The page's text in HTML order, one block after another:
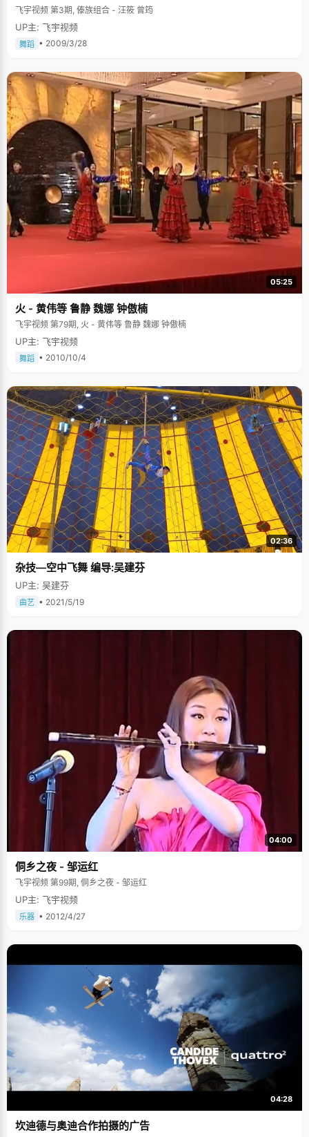
飞宇视频 第3期, 傣族组合 - 汪筱 曾筠
UP主: 飞宇视频
舞蹈 • 2009/3/28
05:25
火 - 黄伟等 鲁静 魏娜 钟傲楠
飞宇视频 第79期, 火 - 黄伟等 鲁静 魏娜 钟傲楠
UP主: 飞宇视频
舞蹈 • 2010/10/4
02:36
杂技—空中飞舞 编导:吴建芬
UP主: 吴建芬
曲艺 • 2021/5/19
04:00
侗乡之夜 - 邹运红
飞宇视频 第99期, 侗乡之夜 - 邹运红
UP主: 飞宇视频
乐器 • 2012/4/27
04:28
坎迪德与奥迪合作拍摄的广告